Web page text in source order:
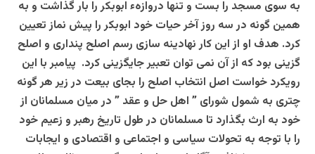
به سوی مسجد را بست و تنها دروازهء ابوبکر را بار گذاشت و به
همین گونه در سه روز آخر حیات خود ابوبکر را پیش نماز تعیین
کرد. هدف او از این کار نهادینه سازی رسم اصلح پنداری و اصلح
گزینی بود که از آن نمی توان تعبیر جایگزینی کرد. پیامبر با این
رویکرد خواست اصل انتخاب اصلح را بجای بیعت در زیر هر گونه
چتری به شمول شورای ” اهل حل و عقد ” در میان مسلمانان از
خود به ارث بگذارد تا مسلمانان در طول تاریخ رهبر و زعیم خود
را با توجه به تحولات سیاسی و اجتماعی و اقتصادی و ایجابات